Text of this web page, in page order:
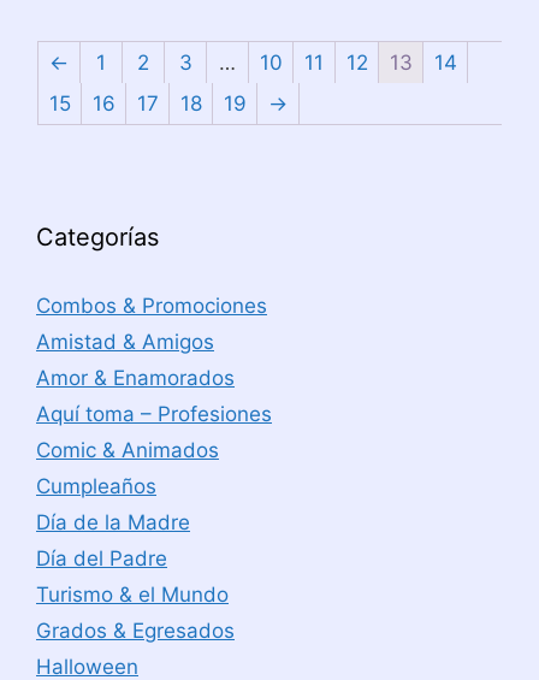
← 1 2 3 … 10 11 12 13
14
15
16 17 18 19 →
Categorías
Combos & Promociones
Amistad & Amigos
Amor & Enamorados
Aquí toma – Profesiones
Comic & Animados
Cumpleaños
Día de la Madre
Día del Padre
Turismo & el Mundo
Grados & Egresados
Halloween